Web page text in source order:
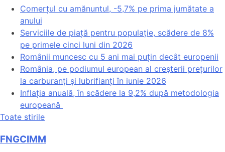
Comerțul cu amănuntul, -5,7% pe prima jumătate a
anului
Serviciile de piață pentru populație, scădere de 8%
pe primele cinci luni din 2026
Românii muncesc cu 5 ani mai puțin decât europenii
România, pe podiumul european al creșterii prețurilor
la carburanți și lubrifianți în iunie 2026
Inflația anuală, în scădere la 9,2% după metodologia
europeană
Toate stirile
FNGCIMM